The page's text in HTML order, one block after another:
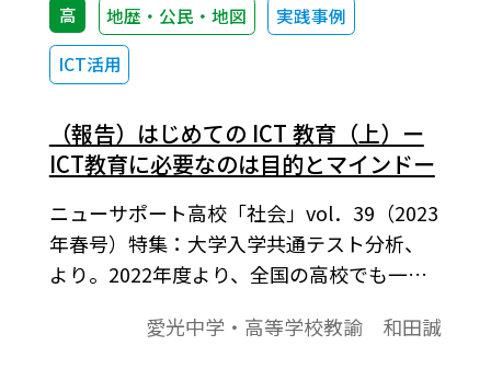
高 地歴・公民・地図
実践事例
ICT活用
（報告）はじめての ICT 教育（上）ー
ICT教育に必要なのは目的とマインドー
ニューサポート高校「社会」vol．39（2023
年春号）特集：大学入学共通テスト分析、
より。2022年度より、全国の高校でも一人1
務校（私立中高校一貫校）では6年前から
愛光中学・高等学校教諭 和田誠